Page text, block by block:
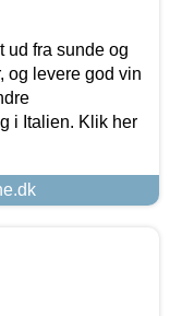
ud fra sunde og
og levere god vin
i Italien. Klik her